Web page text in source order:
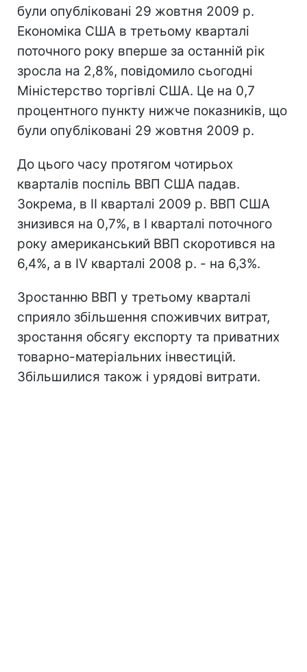
були опубліковані 29 жовтня 2009 р.
Економіка США в третьому кварталі
поточного року вперше за останній рік
зросла на 2,8%, повідомило сьогодні
Міністерство торгівлі США. Це на 0,7
процентного пункту нижче показників, що
були опубліковані 29 жовтня 2009 р.
До цього часу протягом чотирьох
кварталів поспіль ВВП США падав.
Зокрема, в II кварталі 2009 р. ВВП США
знизився на 0,7%, в I кварталі поточного
року американський ВВП скоротився на
6,4%, а в IV кварталі 2008 р. - на 6,3%.
Зростанню ВВП у третьому кварталі
сприяло збільшення споживчих витрат,
зростання обсягу експорту та приватних
товарно-матеріальних інвестицій.
Збільшилися також і урядові витрати.